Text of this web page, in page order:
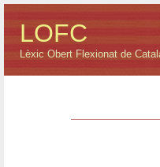
LOFC
Lèxic Obert Flexionat de